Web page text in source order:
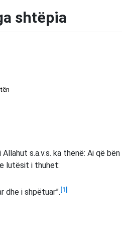
shtëpia
s.a.v.s. ka thënë: Ai që
lutësit i thuhet:
dhe i shpëtuar”. [1]